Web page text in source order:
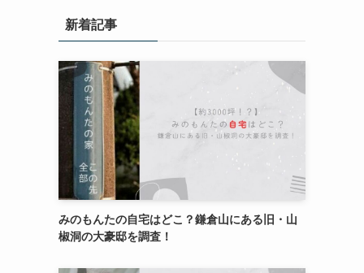
新着記事
みのもんたの自宅はどこ？鎌倉山にある旧・山
椒洞の大豪邸を調査！